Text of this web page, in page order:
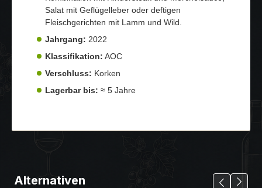
Salat mit Geflügelleber oder deftigen
Fleischgerichten mit Lamm und Wild.
Jahrgang: 2022
Klassifikation: AOC
Verschluss: Korken
Lagerbar bis: ≈ 5 Jahre
Alternativen